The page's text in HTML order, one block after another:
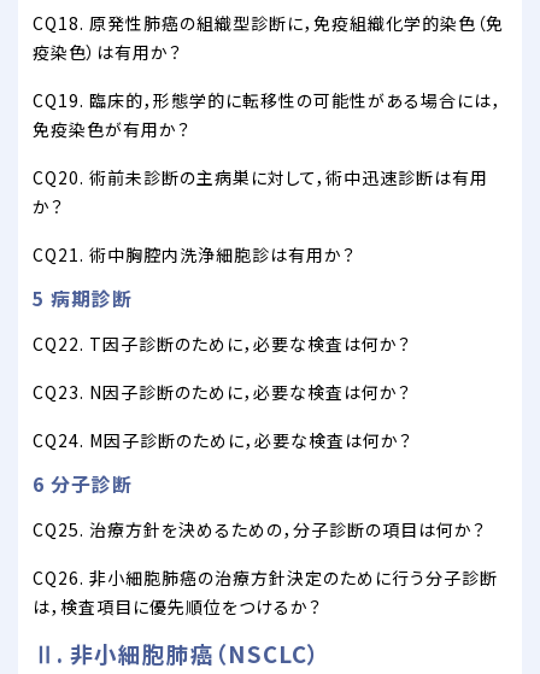
CQ18. 原発性肺癌の組織型診断に，免疫組織化学的染色（免
疫染色）は有用か？
CQ19. 臨床的，形態学的に転移性の可能性がある場合には，
免疫染色が有用か？
CQ20. 術前未診断の主病巣に対して，術中迅速診断は有用
か？
CQ21. 術中胸腔内洗浄細胞診は有用か？
5 病期診断
CQ22. T因子診断のために，必要な検査は何か？
CQ23. N因子診断のために，必要な検査は何か？
CQ24. M因子診断のために，必要な検査は何か？
6 分子診断
CQ25. 治療方針を決めるための，分子診断の項目は何か？
CQ26. 非小細胞肺癌の治療方針決定のために行う分子診断
は，検査項目に優先順位をつけるか？
Ⅱ. 非小細胞肺癌（NSCLC）